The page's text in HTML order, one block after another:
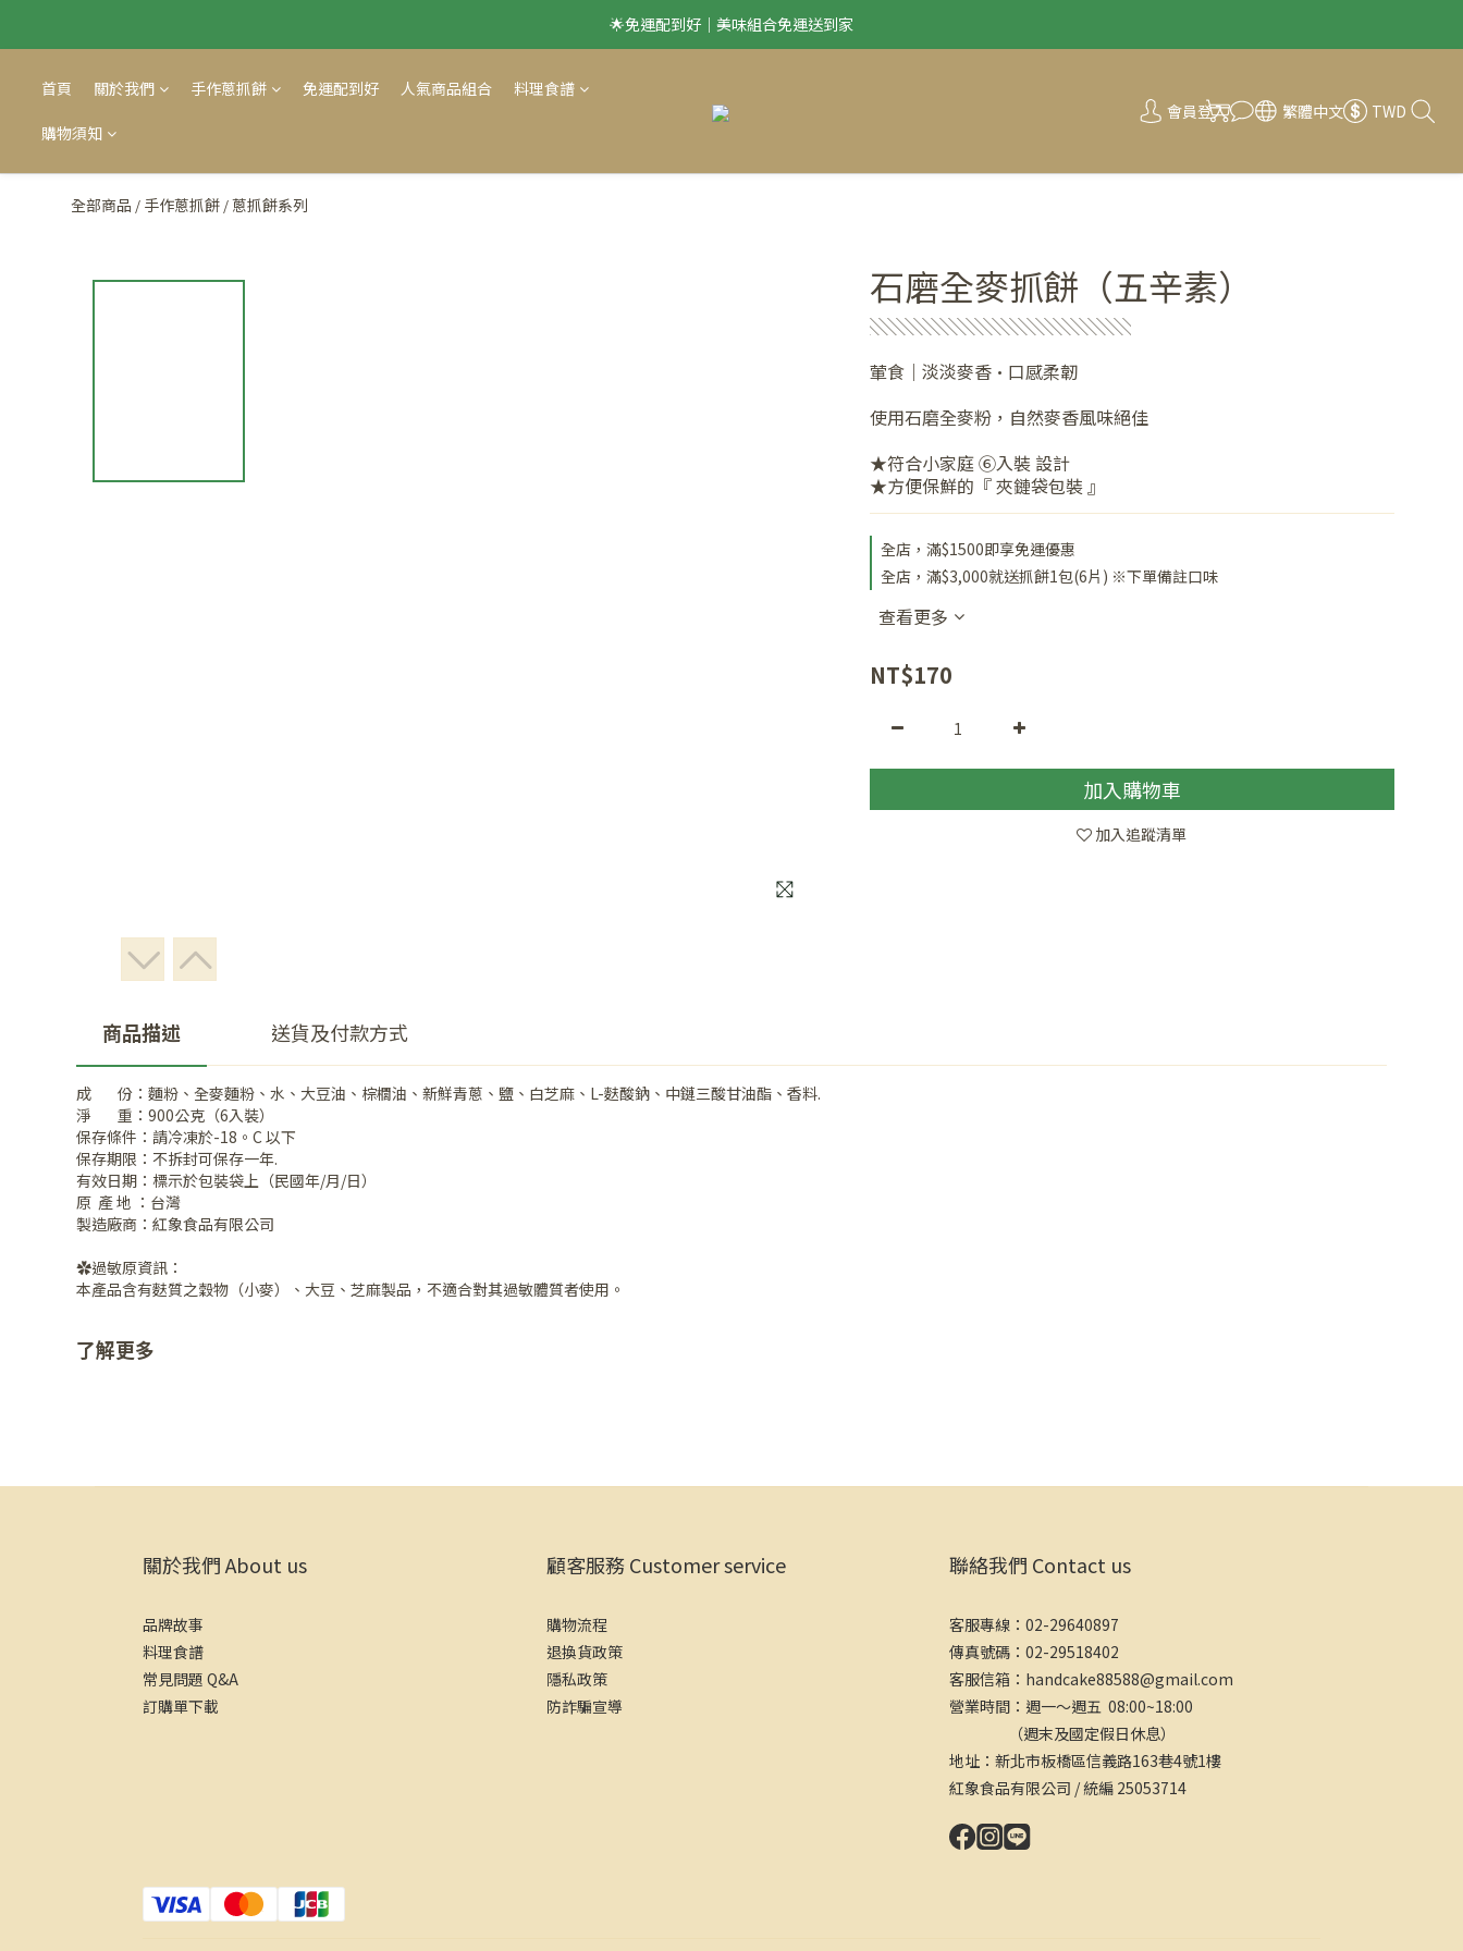
滿 $1500 享本島免運
🌟免運配到好｜美味組合免運送到家
首頁 關於我們 手作蔥抓餅 免運配到好 人氣商品組合 料理食譜
購物須知
會員登入 繁體中文 TWD
全部商品 / 手作蔥抓餅 /蔥抓餅系列
石磨全麥抓餅（五辛素）
░░░░░░░░░░░░░░░
葷食｜淡淡麥香·口感柔韌
使用石磨全麥粉，自然麥香風味絕佳
★符合小家庭 ⑥入裝 設計
★方便保鮮的『 夾鏈袋包裝 』
全店，滿$1500即享免運優惠
全店，滿$3,000就送抓餅1包(6片) ※下單備註口味
查看更多
NT$170
加入購物車
加入追蹤清單
商品描述 送貨及付款方式
成 份：麵粉、全麥麵粉、水、大豆油、棕櫚油、新鮮青蔥、鹽、白芝麻、L-麩酸鈉、中鏈三酸甘油酯、香料.
淨 重：900公克（6入裝）
保存條件：請冷凍於-18。C 以下
保存期限：不拆封可保存一年.
有效日期：標示於包裝袋上（民國年/月/日）
原 產 地 ：台灣
製造廠商：紅象食品有限公司
✿過敏原資訊：
本產品含有麩質之穀物（小麥）、大豆、芝麻製品，不適合對其過敏體質者使用。
了解更多
關於我們 About us
品牌故事
料理食譜
常見問題 Q&A
訂購單下載
顧客服務 Customer service
購物流程
退換貨政策
隱私政策
防詐騙宣導
聯絡我們 Contact us
客服專線：02-29640897
傳真號碼：02-29518402
客服信箱：handcake88588@gmail.com
營業時間：週一～週五 08:00~18:00
（週末及國定假日休息）
地址：新北市板橋區信義路163巷4號1樓
紅象食品有限公司 / 統編 25053714